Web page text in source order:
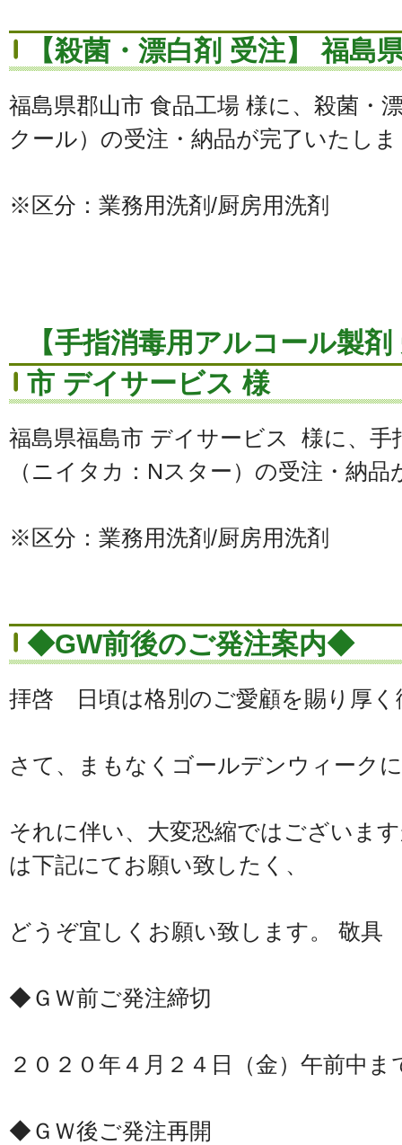
【殺菌・漂白剤 受注】 福島
福島県郡山市 食品工場 様に、殺菌・
クール）の受注・納品が完了いたし
※区分：業務用洗剤/厨房用洗剤
【手指消毒用アルコール製
市 デイサービス 様
福島県福島市 デイサービス 様に、手
（ニイタカ：Nスター）の受注・納
※区分：業務用洗剤/厨房用洗剤
◆GW前後のご発注案内◆
拝啓 日頃は格別のご愛顧を賜り厚く
さて、まもなくゴールデンウィーク
それに伴い、大変恐縮ではございま
は下記にてお願い致したく、
どうぞ宜しくお願い致します。 敬具
◆ＧＷ前ご発注締切
２０２０年４月２４日（金）午前中ま
◆ＧＷ後ご発注再開